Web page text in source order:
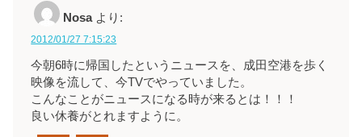
Nosa より:
2012/01/27 7:15:23
今朝6時に帰国したというニュースを、成田空港を歩く
映像を流して、今TVでやっていました。
こんなことがニュースになる時が来るとは！！！
良い休養がとれますように。